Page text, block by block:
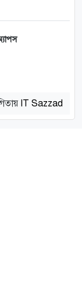
IT Sazzad